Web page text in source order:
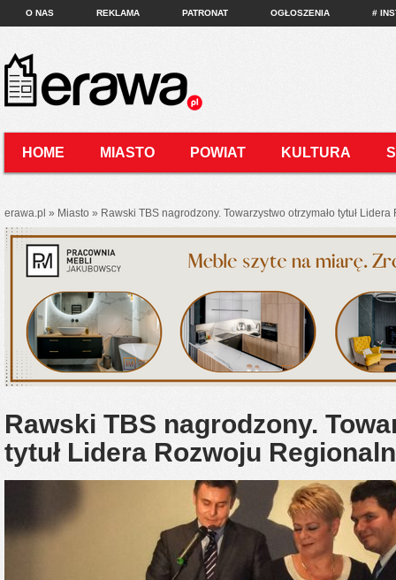
O NAS REKLAMA PATRONAT OGŁOSZENIA #
HOME MIASTO POWIAT KULTURA
erawa.pl » Miasto » Rawski TBS nagrodzony. Towarzystwo otrzymało tytuł
Rawski TBS nagrodzony.
tytuł Lidera Rozwoju